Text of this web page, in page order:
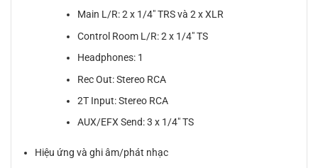
Main L/R: 2 x 1/4″ TRS và 2 x XLR
Control Room L/R: 2 x 1/4″ TS
Headphones: 1
Rec Out: Stereo RCA
2T Input: Stereo RCA
AUX/EFX Send: 3 x 1/4″ TS
Hiệu ứng và ghi âm/phát nhạc